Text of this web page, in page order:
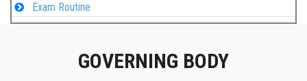
Exam Routine
GOVERNING BODY